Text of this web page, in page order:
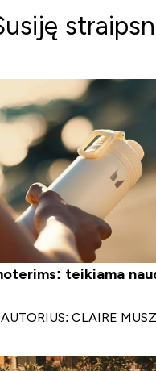
teikiama
AUTORIUS: CLAIRE